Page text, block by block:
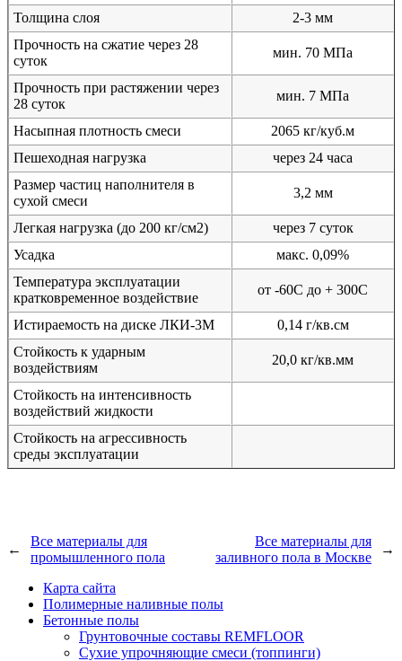
Толщина слоя
2-3 мм
Прочность на сжатие через 28
суток
мин. 70 МПа
Прочность при растяжении через
28 суток
мин. 7 МПа
Насыпная плотность смеси
2065 кг/куб.м
Пешеходная нагрузка
через 24 часа
Размер частиц наполнителя в
сухой смеси
3,2 мм
Легкая нагрузка (до 200 кг/см2)
через 7 суток
Усадка
макс. 0,09%
Температура эксплуатации
кратковременное воздействие
от -60С до + 300С
Истираемость на диске ЛКИ-3М
0,14 г/кв.см
Стойкость к ударным
воздействиям
20,0 кг/кв.мм
Стойкость на интенсивность
воздействий жидкости
Стойкость на агрессивность
среды эксплуатации
←
Все материалы для
промышленного пола
Все материалы для
заливного пола в Москве
→
Карта сайта
Полимерные наливные полы
Бетонные полы
Грунтовочные составы REMFLOOR
Сухие упрочняющие смеси (топпинги)